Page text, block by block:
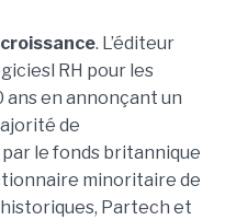
. L’éditeur
RH pour les
ans en annonçant un
de
le fonds britannique
minoritaire de
Partech et